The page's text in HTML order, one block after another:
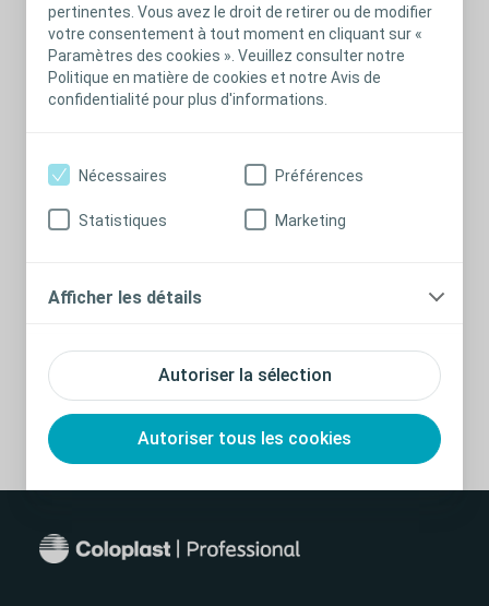
pertinentes. Vous avez le droit de retirer ou de modifier
votre consentement à tout moment en cliquant sur «
Paramètres des cookies ». Veuillez consulter notre
Politique en matière de cookies et notre Avis de
confidentialité pour plus d'informations.
Autoriser la sélection
Autoriser tous les cookies
Nécessaires Préférences
Statistiques Marketing
Afficher les détails
PDF 0 pages
Télécharger
Visualiser
PDF
nov2024.pdf
Télécharger
Visualiser